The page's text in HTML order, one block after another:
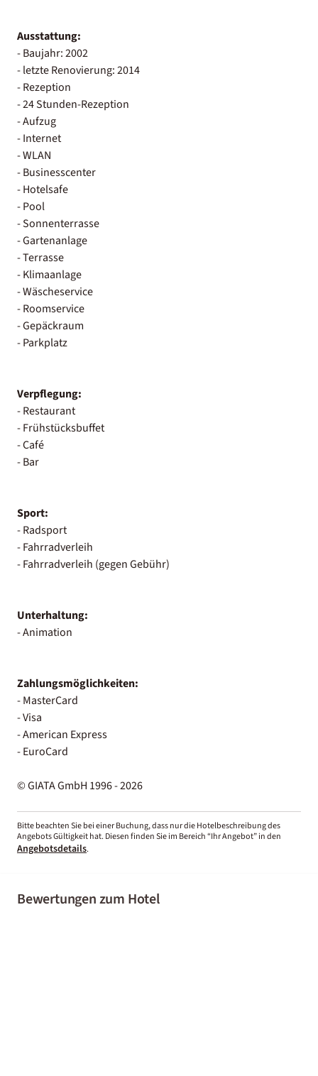
Ausstattung:
- Baujahr: 2002
- letzte Renovierung: 2014
- Rezeption
- 24 Stunden-Rezeption
- Aufzug
- Internet
- WLAN
- Businesscenter
- Hotelsafe
- Pool
- Sonnenterrasse
- Gartenanlage
- Terrasse
- Klimaanlage
- Wäscheservice
- Roomservice
- Gepäckraum
- Parkplatz
Verpflegung:
- Restaurant
- Frühstücksbuffet
- Café
- Bar
Sport:
- Radsport
- Fahrradverleih
- Fahrradverleih (gegen Gebühr)
Unterhaltung:
- Animation
Zahlungsmöglichkeiten:
- MasterCard
- Visa
- American Express
- EuroCard
© GIATA GmbH 1996 - 2026
Bitte beachten Sie bei einer Buchung, dass nur die Hotelbeschreibung des
Angebots Gültigkeit hat. Diesen finden Sie im Bereich “Ihr Angebot” in den
Angebotsdetails.
Bewertungen zum Hotel